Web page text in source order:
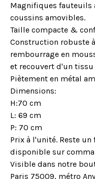
Magnifiques fauteuils
coussins amovibles.
Taille compacte &
Construction robuste
rembourrage en
et recouvert d'un
Piètement en métal
Dimensions:
H:70 cm
L: 69 cm
P: 70 cm
Prix à l'unité. Reste
disponible sur
Visible dans notre
Paris 75009, métro